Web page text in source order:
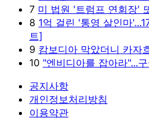
7 미 법원 '트럼프 연회장'
8 1억 걸린 '통영 살인마
트]
9 캄보디아 막았더니 카자
10 "엔비디아를 잡아라"...
공지사항
개인정보처리방침
이용약관